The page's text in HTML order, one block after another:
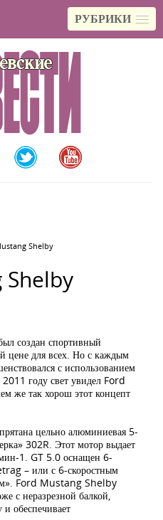
РУБРИКИ
Shelby
Shelby
создан спортивный
цене для всех. Но с каждым
с использованием
году свет увидел Ford
же так хорош этот концепт
цельно алюминиевая 5-
302R. Этот мотор выдает
1. GT 5.0 оснащен 6-
– или с 6-скоростным
Ford Mustang Shelby
с неразрезной балкой,
и обеспечивает